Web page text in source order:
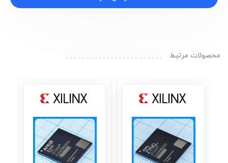
محصولات مرتبط